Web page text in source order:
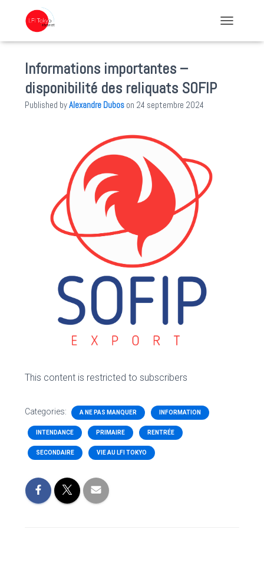
Informations importantes –
disponibilité des reliquats SOFIP
Published byAlexandre Dubos on 24 septembre 2024
This content is restricted to subscribers
Categories: A NE PAS MANQUER INFORMATION
INTENDANCE PRIMAIRE RENTRÉE
SECONDAIRE VIE AU LFI TOKYO